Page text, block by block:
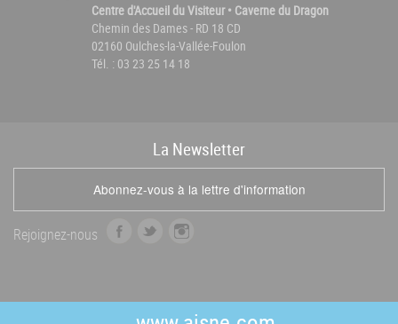
Centre d'Accueil du Visiteur • Caverne du Dragon
Chemin des Dames - RD 18 CD
02160 Oulches-la-Vallée-Foulon
Tél. : 03 23 25 14 18
La Newsletter
Abonnez-vous à la lettre d'information
Rejoignez-nous
b
t
a